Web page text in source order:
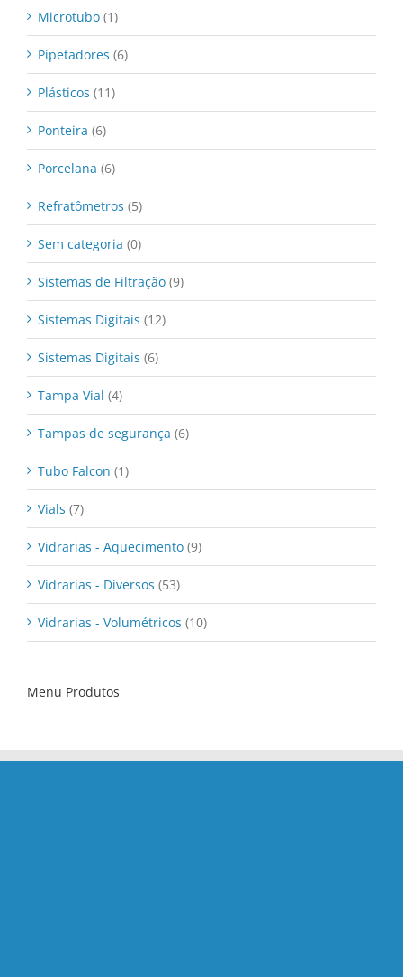
Microtubo (1)
Pipetadores (6)
Plásticos (11)
Ponteira (6)
Porcelana (6)
Refratômetros (5)
Sem categoria (0)
Sistemas de Filtração (9)
Sistemas Digitais (12)
Sistemas Digitais (6)
Tampa Vial (4)
Tampas de segurança (6)
Tubo Falcon (1)
Vials (7)
Vidrarias - Aquecimento (9)
Vidrarias - Diversos (53)
Vidrarias - Volumétricos (10)
Menu Produtos